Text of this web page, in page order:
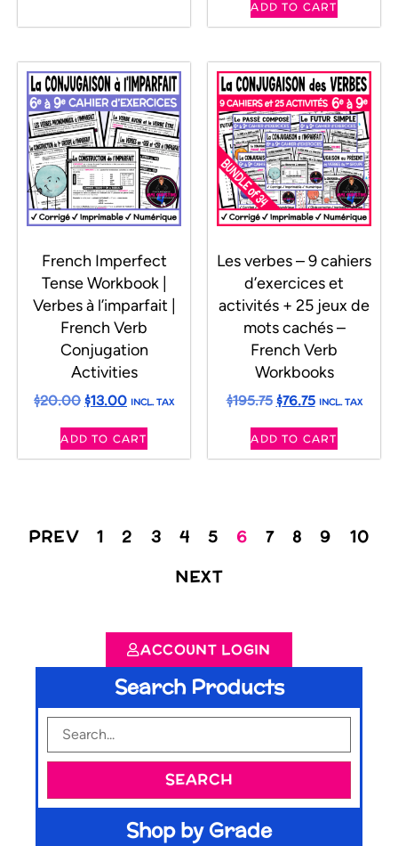
ADD TO CART
French Imperfect
Tense Workbook |
Verbes à l’imparfait |
French Verb
Conjugation
Activities
$20.00$13.00 INCL. TAX
ADD TO CART
Les verbes – 9 cahiers
d’exercices et
activités + 25 jeux de
mots cachés –
French Verb
Workbooks
$195.75 $76.75 INCL. TAX
ADD TO CART
PREV 1 2 3 4 5 6 7 8 9
10
NEXT
ACCOUNT LOGIN
Search Products
SEARCH
Shop by Grade